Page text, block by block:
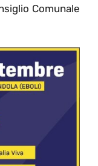
Comunale